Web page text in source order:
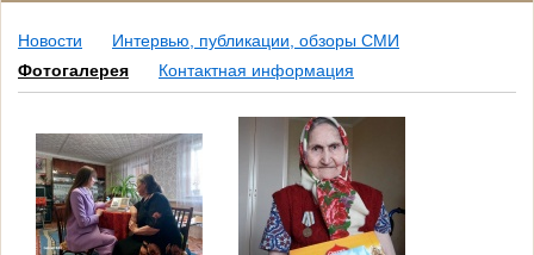
Новости
Интервью, публикации, обзоры СМИ
Фотогалерея
Контактная информация